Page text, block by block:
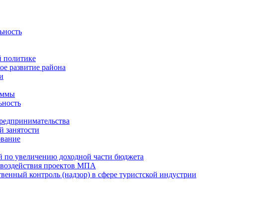
политике
развитие района
по увеличению доходной части бюджета
проектов МПА
контроль (надзор) в сфере туристской индустрии